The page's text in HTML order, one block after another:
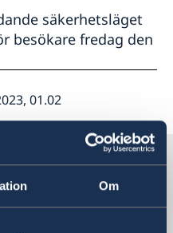
Om
säkerhetsläget
besökare fredag den
01.02
Aviv